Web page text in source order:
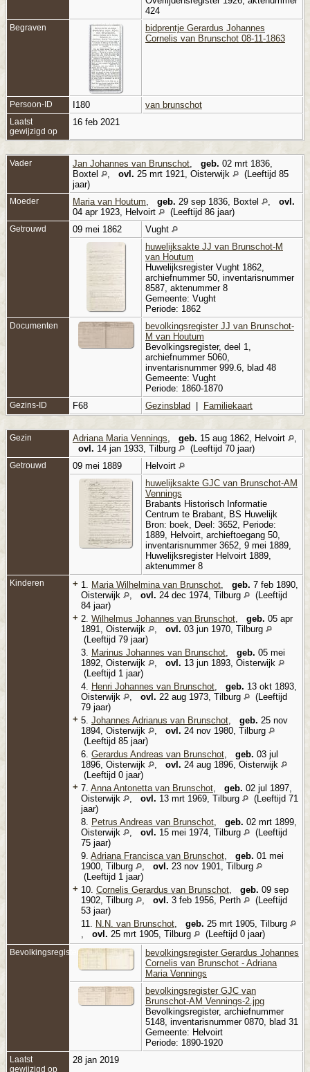
424
Begraven
bidprentje Gerardus Johannes
Cornelis van Brunschot 08-11-1863
Persoon-ID I180 van brunschot
Laatst
gewijzigd op
16 feb 2021
Vader Jan Johannes van Brunschot geb. 02 mrt 1836,
Boxtel
ovl. 25 mrt 1921, Oisterwijk
(Leeftijd 85
jaar)
Moeder Maria van Houtum geb. 29 sep 1836, Boxtel
ovl.
04 apr 1923, Helvoirt
(Leeftijd 86 jaar)
Getrouwd 09 mei 1862
Vught
huwelijksakte JJ van Brunschot-M
van Houtum
Huwelijksregister Vught 1862,
archiefnummer 50, inventarisnummer
8587, aktenummer 8
Gemeente: Vught
Periode: 1862
Documenten
bevolkingsregister JJ van Brunschot-
M van Houtum
Bevolkingsregister, deel 1,
archiefnummer 5060,
inventarisnummer 999.6, blad 48
Gemeente: Vught
Periode: 1860-1870
Gezins-ID F68 Gezinsblad Familiekaart
Gezin Adriana Maria Vennings geb. 15 aug 1862, Helvoirt
ovl. 14 jan 1933, Tilburg (Leeftijd 70 jaar)
Getrouwd 09 mei 1889
Helvoirt
huwelijksakte GJC van Brunschot-AM
Vennings
Brabants Historisch Informatie
Centrum te Brabant, BS Huwelijk
Bron: boek, Deel: 3652, Periode:
1889, Helvoirt, archieftoegang 50,
inventaris­num­mer 3652, 9 mei 1889,
Huwelijksregister Helvoirt 1889,
aktenummer 8
Kinderen + 1. Maria Wilhelmina van Brunschot geb. 7 feb 1890,
Oisterwijk
ovl. 24 dec 1974, Tilburg
(Leeftijd
84 jaar)
+ 2. Wilhelmus Johannes van Brunschot geb. 05 apr
1891, Oisterwijk
ovl. 03 jun 1970, Tilburg
(Leeftijd 79 jaar)
3.
Marinus Johannes van Brunschot geb. 05 mei
1892, Oisterwijk
ovl. 13 jun 1893, Oisterwijk
(Leeftijd 1 jaar)
4.
Henri Johannes van Brunschot geb. 13 okt 1893,
Oisterwijk
ovl. 22 aug 1973, Tilburg
(Leeftijd
79 jaar)
+ 5. Johannes Adrianus van Brunschot geb. 25 nov
1894, Oisterwijk
ovl. 24 nov 1980, Tilburg
(Leeftijd 85 jaar)
6. Gerardus Andreas van Brunschot geb. 03 jul
1896, Oisterwijk
ovl. 24 aug 1896, Oisterwijk
(Leeftijd 0 jaar)
+ 7. Anna Antonetta van Brunschot geb. 02 jul 1897,
Oisterwijk
ovl. 13 mrt 1969, Tilburg
(Leeftijd 71
jaar)
8.
Petrus Andreas van Brunschot geb. 02 mrt 1899,
Oisterwijk
ovl. 15 mei 1974, Tilburg
(Leeftijd
75 jaar)
9. Adriana Francisca van Brunschot geb. 01 mei
1900, Tilburg
ovl. 23 nov 1901, Tilburg
(Leeftijd 1 jaar)
+ 10. Cornelis Gerardus van Brunschot geb. 09 sep
1902, Tilburg
ovl. 3 feb 1956, Perth
(Leeftijd
53 jaar)
11.
N.N. van Brunschot geb. 25 mrt 1905, Tilburg
ovl. 25 mrt 1905, Tilburg (Leeftijd 0 jaar)
Bevolkingsregister
bevolkingsregister Gerardus Johannes
Cornelis van Brunschot - Adriana
Maria Vennings
bevolkingsregister GJC van
Brunschot-AM Vennings-2.jpg
Bevolkingsregister, archiefnummer
5148, inventarisnummer 0870, blad 31
Gemeente: Helvoirt
Periode: 1890-1920
Laatst
gewijzigd op
28 jan 2019